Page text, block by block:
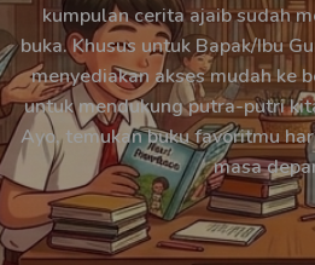
kumpulan cerita ajaib sudah
buka. Khusus untuk Bapak/Ibu
menyediakan akses mudah ke
untuk mendukung putra-putri
Ayo, temukan buku favoritmu
masa